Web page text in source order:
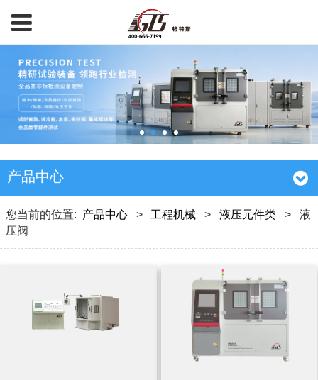
产品中心
您当前的位置: 产品中心 > 工程机械 > 液压元件类 >
液
压阀